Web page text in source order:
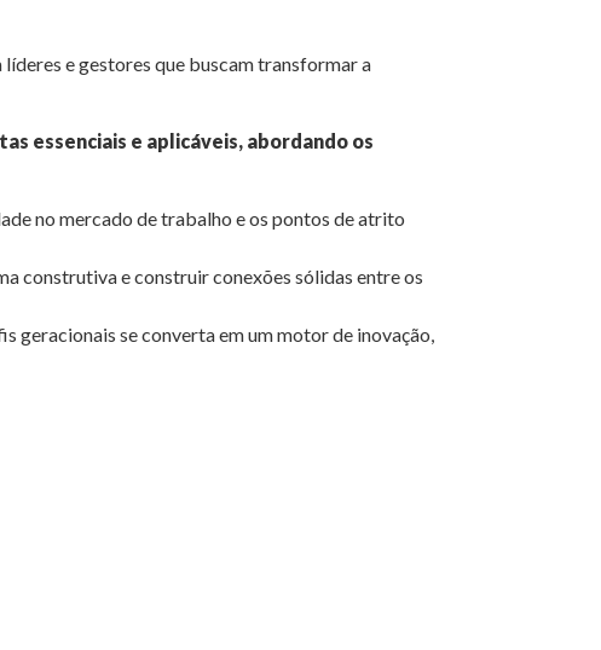
e gestores que buscam transformar a
essenciais e aplicáveis, abordando os
no mercado de trabalho e os pontos de atrito
construtiva e construir conexões sólidas entre os
geracionais se converta em um motor de inovação,